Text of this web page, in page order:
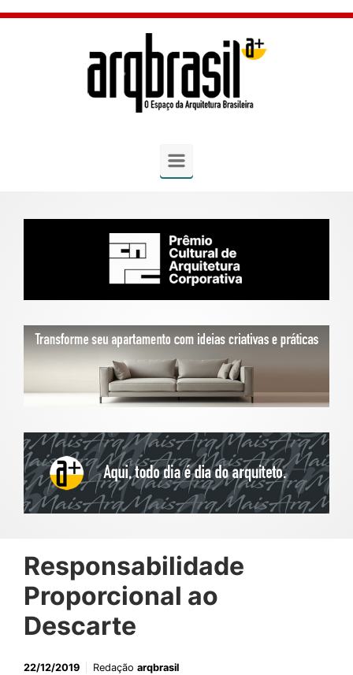
Skip to main content
Responsabilidade
Proporcional ao
Descarte
22/12/2019 Redação arqbrasil